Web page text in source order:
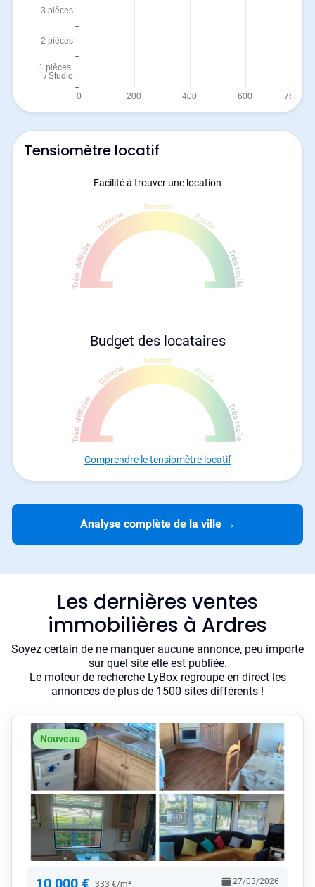
Tensiomètre locatif
Facilité à trouver une location
Budget des locataires
Comprendre le tensiomètre locatif
Analyse complète de la ville →
Les dernières ventes
immobilières à Ardres
Soyez certain de ne manquer aucune annonce, peu importe
sur quel site elle est publiée.
Le moteur de recherche LyBox regroupe en direct les
annonces de plus de 1500 sites différents !
Nouveau
10 000 € 333 €/m² 27/03/2026